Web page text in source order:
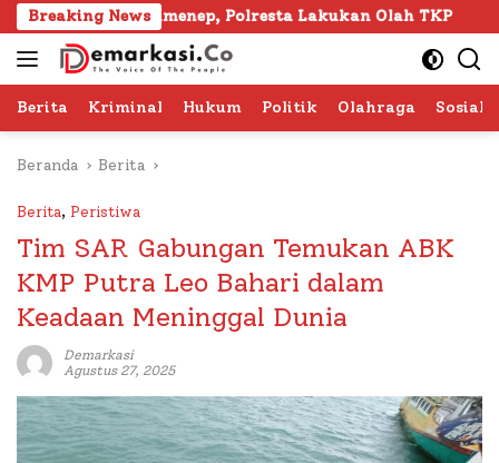
Langsung
ke
konten
Breaking News
Sumenep, Polresta Lakukan Olah TKP 103
Berita Kriminal Hukum Politik Olahraga Sosial
Beranda Berita
Berita, Peristiwa
Tim SAR Gabungan Temukan ABK
KMP Putra Leo Bahari dalam
Keadaan Meninggal Dunia
Demarkasi
Agustus 27, 2025